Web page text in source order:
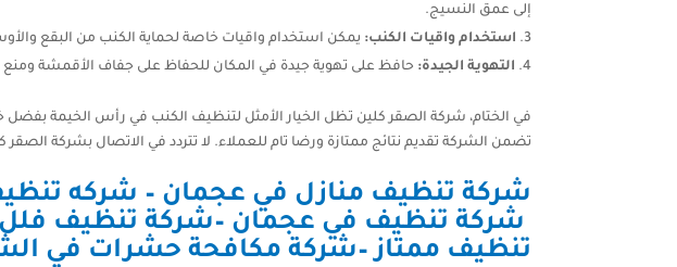
إلى عمق النسيج.
استخدام واقيات الكنب: يمكن استخدام واقيات خاصة لحماية الكنب من البقع
التهوية الجيدة: حافظ على تهوية جيدة في المكان للحفاظ على جفاف الأقمشة ومنع
في الختام، شركة الصقر كلين تظل الخيار الأمثل لتنظيف الكنب في رأس الخيمة بفضل
تضمن الشركة تقديم نتائج ممتازة ورضا تام للعملاء. لا تتردد في الاتصال بشركة
شركة تنظيف منازل في عجمان – شركه
شركة تنظيف في عجمان –شركة تنظيف
تنظيف ممتاز–شركة مكافحة حشرات في الشارقة |0543147776|